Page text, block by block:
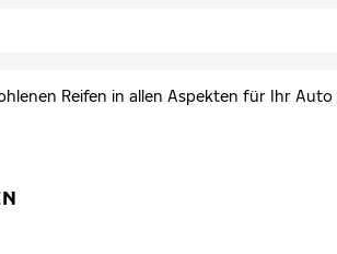
Reifen in allen Aspekten für Ihr